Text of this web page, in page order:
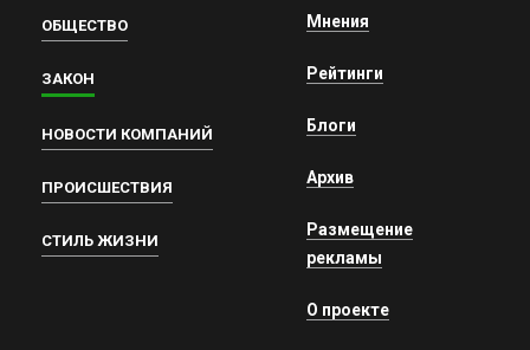
ОБЩЕСТВО
ЗАКОН
НОВОСТИ КОМПАНИЙ
ПРОИСШЕСТВИЯ
СТИЛЬ ЖИЗНИ
Мнения
Рейтинги
Блоги
Архив
Размещение
рекламы
О проекте